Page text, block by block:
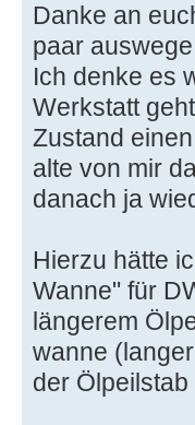
Danke an
paar
Ich denke es
Werkstatt
Zustand
alte von mir
danach ja
Hierzu hätte
Wanne" für
längerem
wanne
der